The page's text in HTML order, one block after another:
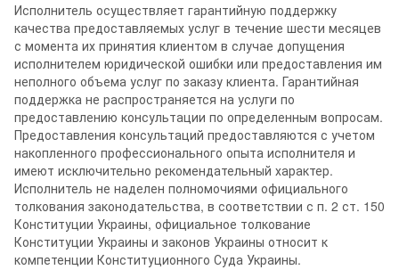
Исполнитель осуществляет гарантийную поддержку
качества предоставляемых услуг в течение шести месяцев
с момента их принятия клиентом в случае допущения
исполнителем юридической ошибки или предоставления им
неполного объема услуг по заказу клиента. Гарантийная
поддержка не распространяется на услуги по
предоставлению консультации по определенным вопросам.
Предоставления консультаций предоставляются с учетом
накопленного профессионального опыта исполнителя и
имеют исключительно рекомендательный характер.
Исполнитель не наделен полномочиями официального
толкования законодательства, в соответствии с п. 2 ст. 150
Конституции Украины, официальное толкование
Конституции Украины и законов Украины относит к
компетенции Конституционного Суда Украины.